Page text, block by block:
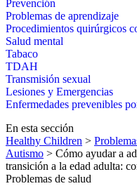
Prevención
Problemas de aprendizaje
Procedimientos quirúrgicos
Salud mental
Tabaco
TDAH
Transmisión sexual
Lesiones y Emergencias
Enfermedades prevenibles
En esta sección
Healthy Children >
Autismo > Cómo ayudar a
transición a la edad adulta:
Problemas de salud